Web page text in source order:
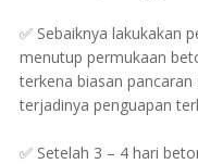
✅ Sebaiknya lakukakan
menutup permukaan
terkena biasan
terjadinya penguapan
✅ Setelah 3 – 4 hari